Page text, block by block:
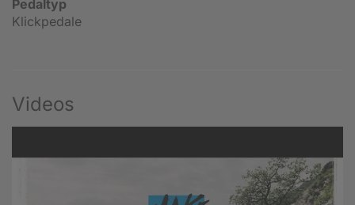
Pedaltyp
Klickpedale
Videos